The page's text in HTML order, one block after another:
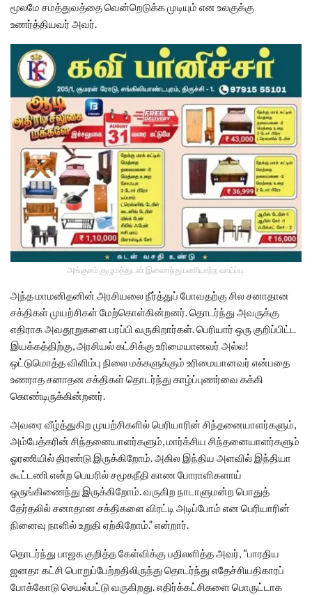
மூலமே சமத்துவத்தை வென்றெடுக்க முடியும் என உலகுக்கு
உணர்த்தியவர் அவர்.
அங்குசம் குழுமத்துடன் இணைந்து பணியாற்ற வாய்ப்பு.
அந்த மாமனிதனின் அரசியலை நீர்த்துப் போவதற்கு சில சனாதான
சக்திகள் முயற்சிகள் மேற்கொள்கின்றனர். தொடர்ந்து அவருக்கு
எதிராக அவதூறுகளை பரப்பி வருகிறார்கள். பெரியார் ஒரு குறிப்பிட்ட
இயக்கத்திற்கு, அரசியல் கட்சிக்கு உரிமையானவர் அல்ல!
ஒட்டுமொத்த விளிம்பு நிலை மக்களுக்கும் உரிமையானவர் என்பதை
உணராத சனாதன சக்திகள் தொடர்ந்து காழ்ப்புணர்வை கக்கி
கொண்டிருக்கின்றனர்.
அவரை வீழ்த்துகிற முயற்சிகளில் பெரியாரின் சிந்தனையாளர்களும்,
அம்பேத்கரின் சிந்தனையாளர்களும், மார்க்சிய சிந்தனையாளர்களும்
ஓரணியில் திரண்டு இருக்கிறோம். அகில இந்திய அளவில் இந்தியா
கூட்டணி என்ற பெயரில் சமூகநீதி காண போராளிகளாய்
ஒருங்கிணைந்து இருக்கிறோம். வருகிற நாடாளுமன்ற பொதுத்
தேர்தலில் சனாதான சக்திகளை விரட்டி அடிப்போம் என பெரியாரின்
நினைவு நாளில் உறுதி ஏற்கிறோம்.” என்றார்.
தொடர்ந்து பாஜக குறித்த கேள்விக்கு பதிலளித்த அவர், “பாரதிய
ஜனதா கட்சி பொறுப்பேற்றதிலிருந்து தொடர்ந்து எதேச்சியதிகாரப்
போக்கோடு செயல்பட்டு வருகிறது. எதிர்க்கட்சிகளை பொருட்டாக